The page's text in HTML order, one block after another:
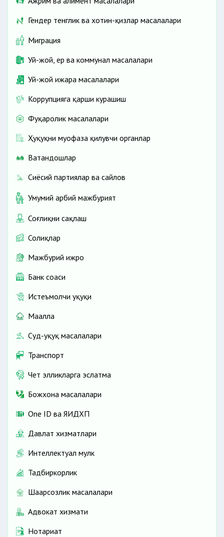
Гендер тенглик ва хотин-қизлар масалалари
Миграция
Уй-жой, ер ва коммунал масалалари
Уй-жой ижара масалалари
Коррупцияга қарши курашиш
Фуқаролик масалалари
Ҳуқуқни муҳофаза қилувчи органлар
Ватандошлар
Сиёсий партиялар ва сайлов
Умумий ҳарбий мажбурият
Соғлиқни сақлаш
Солиқлар
Мажбурий ижро
Банк соҳаси
Истеъмолчи ҳуқуқи
Маҳалла
Суд-ҳуқуқ масалалари
Транспорт
Чет элликларга эслатма
Божхона масалалари
One ID ва ЯИДХП
Давлат хизматлари
Интеллектуал мулк
Тадбиркорлик
Шаҳарсозлик масалалари
Адвокат хизмати
Нотариат